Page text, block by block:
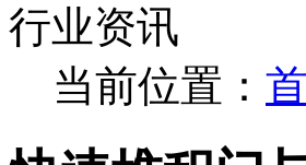
行业资讯
当前位置：